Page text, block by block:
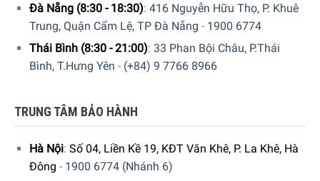
Đà Nẵng (8:30 - 18:30): 416 Nguyễn Hữu Thọ, P. Khuê
Trung, Quận Cẩm Lệ, TP Đà Nẵng - 1900 6774
Thái Bình (8:30 - 21:00): 33 Phan Bội Châu, P.Thái
Bình, T.Hưng Yên - (+84) 9 7766 8966
TRUNG TÂM BẢO HÀNH
Hà Nội: Số 04, Liền Kề 19, KĐT Văn Khê, P. La Khê, Hà
Đông - 1900 6774 (Nhánh 6)